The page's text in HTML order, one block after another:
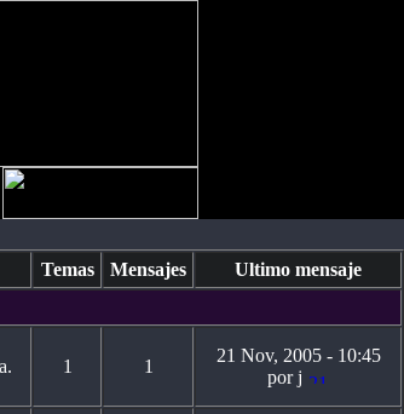
Temas Mensajes
Ultimo mensaje
1 1
21 Nov, 2005 - 10:45
por j